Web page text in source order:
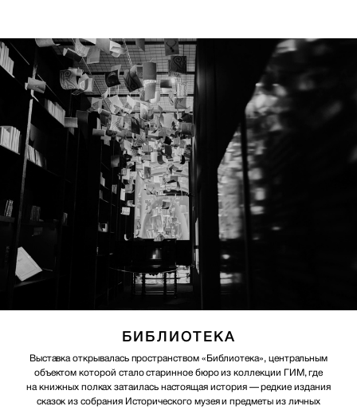
БИБЛИОТЕКА
Выставка открывалась пространством «Библиотека», центральным
объектом которой стало старинное бюро из коллекции ГИМ, где
на книжных полках затаилась настоящая история — редкие издания
сказок из собрания Исторического музея и предметы из личных